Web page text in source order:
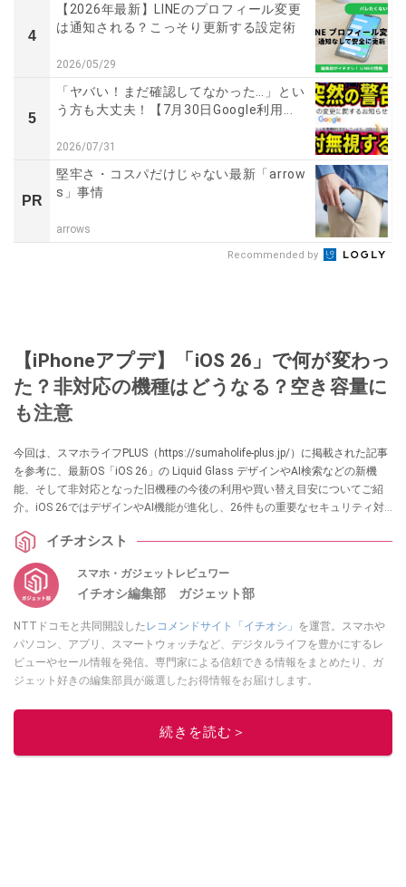
4
【2026年最新】LINEのプロフィール変更
は通知される？こっそり更新する設定術
2026/05/29
5
「ヤバい！まだ確認してなかった…」とい
う方も大丈夫！【7月30日Google利用...
2026/07/31
PR
堅牢さ・コスパだけじゃない最新「arrow
s」事情
arrows
Recommended by
【iPhoneアプデ】「iOS 26」で何が変わっ
た？非対応の機種はどうなる？空き容量に
も注意
今回は、スマホライフPLUS（https://sumaholife-plus.jp/）に掲載された記事
を参考に、最新OS「iOS 26」の Liquid Glass デザインやAI検索などの新機
能、そして非対応となった旧機種の今後の利用や買い替え目安についてご紹
介。iOS 26ではデザインやAI機能が進化し、26件もの重要なセキュリティ対
項目の詳細はぜひ、スマホライフPLUSでご確認ください。
イチオシスト
スマホ・ガジェットレビュワー
イチオシ編集部 ガジェット部
NTTドコモと共同開設した レコメンドサイト「イチオシ」 を運営。スマホや
パソコン、アプリ、スマートウォッチなど、デジタルライフを豊かにするレ
ビューやセール情報を発信。専門家による信頼できる情報をまとめたり、ガ
ジェット好きの編集部員が厳選したお得情報をお届けします。
このイチオシストの他の記事を読む
続きを読む＞